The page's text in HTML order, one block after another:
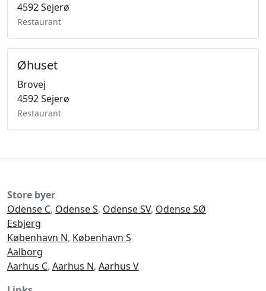
4592 Sejerø
Restaurant
Øhuset
Brovej
4592 Sejerø
Restaurant
Store byer
Odense C, Odense S, Odense SV, Odense SØ
Esbjerg
København N, København S
Aalborg
Aarhus C, Aarhus N, Aarhus V